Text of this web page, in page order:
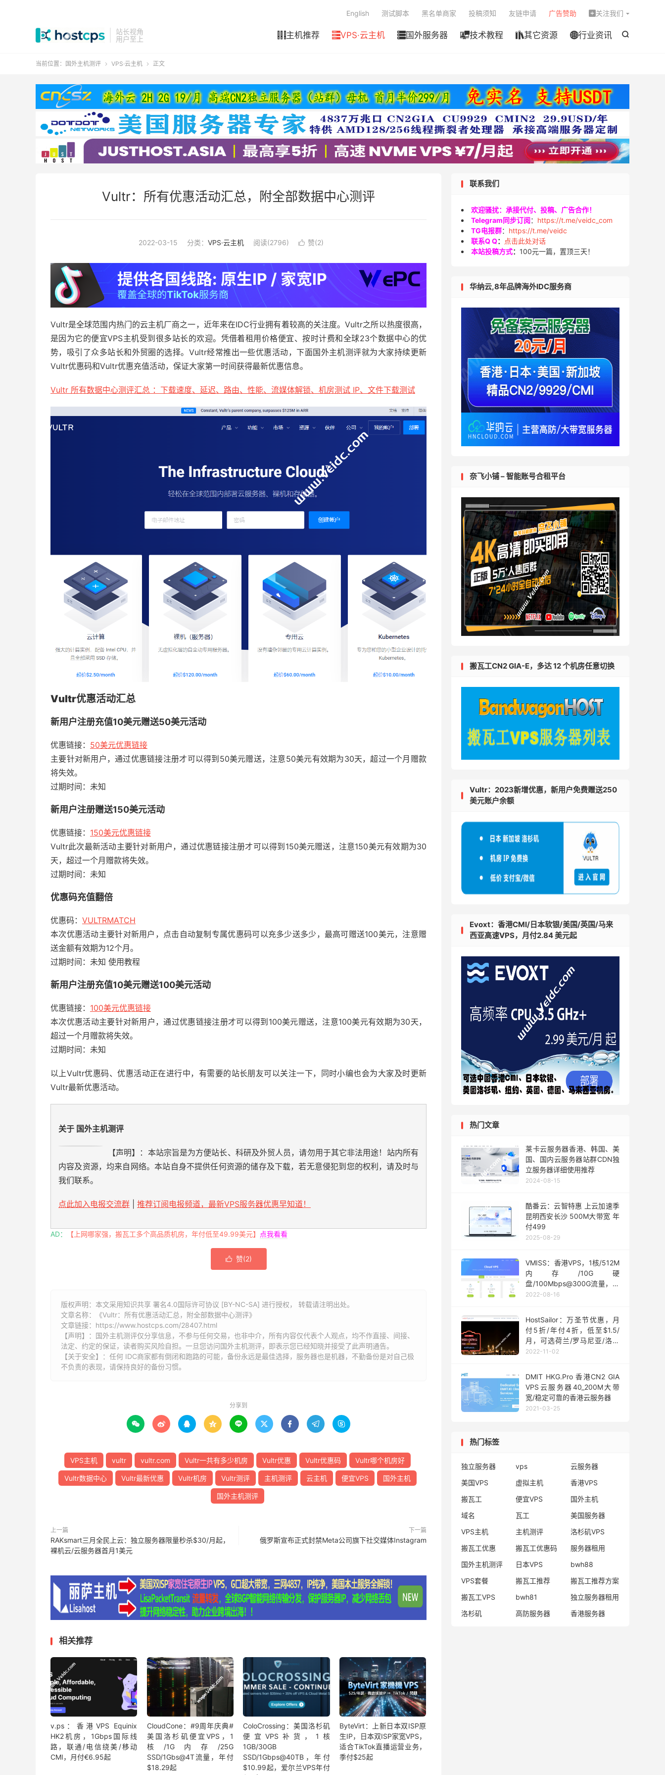
站长视角
用户至上

主机推荐 VPS·云主机 国外服务器 技术教程 其它资源 行业资讯
English 测试脚本 黑名单商家 投稿须知 友链申请 广告赞助  关注我们
当前位置： 国外主机测评  VPS·云主机  正文
Vultr：所有优惠活动汇总，附全部数据中心测评
2022-03-15 分类： VPS·云主机 阅读(2796)  赞(2)
Vultr是全球范围内热门的云主机厂商之一，近年来在IDC行业拥有着较高的关注度。Vultr之所以热度很高，
是因为它的便宜VPS主机受到很多站长的欢迎。凭借着租用价格便宜、按时计费和全球23个数据中心的优
势，吸引了众多站长和外贸圈的选择。Vultr经常推出一些优惠活动，下面国外主机测评就为大家持续更新
Vultr优惠码和Vultr优惠充值活动，保证大家第一时间获得最新优惠信息。
Vultr 所有数据中心测评汇总 ：下载速度、延迟、路由、性能、流媒体解锁、机房测试 IP、文件下载测试
Vultr优惠活动汇总
新用户注册充值10美元赠送50美元活动
优惠链接： 50美元优惠链接
主要针对新用户，通过优惠链接注册才可以得到50美元赠送，注意50美元有效期为30天，超过一个月赠款
将失效。
过期时间：未知
新用户注册赠送150美元活动
优惠链接： 150美元优惠链接
Vultr此次最新活动主要针对新用户，通过优惠链接注册才可以得到150美元赠送，注意150美元有效期为30
天，超过一个月赠款将失效。
过期时间：未知
优惠码充值翻倍
优惠码： VULTRMATCH
本次优惠活动主要针对新用户，点击自动复制专属优惠码可以充多少送多少，最高可赠送100美元，注意赠
送金额有效期为12个月。
过期时间：未知 使用教程
新用户注册充值10美元赠送100美元活动
优惠链接： 100美元优惠链接
本次优惠活动主要针对新用户，通过优惠链接注册才可以得到100美元赠送，注意100美元有效期为30天，
超过一个月赠款将失效。
过期时间：未知
以上Vultr优惠码、优惠活动正在进行中，有需要的站长朋友可以关注一下，同时小编也会为大家及时更新
Vultr最新优惠活动。
关于 国外主机测评
【声明】：本站宗旨是为方便站长、科研及外贸人员，请勿用于其它非法用途！站内所有
内容及资源，均来自网络。本站自身不提供任何资源的储存及下载，若无意侵犯到您的权利，请及时与
我们联系。
点此加入电报交流群 推荐订阅电报频道，最新VPS服务器优惠早知道！
AD： 【上网哪家强，搬瓦工多个高品质机房，年付低至49.99美元】 点我看看
 赞(2)
版权声明：本文采用知识共享 署名4.0国际许可协议 [BY-NC-SA] 进行授权， 转载请注明出处。
文章名称：《Vultr：所有优惠活动汇总，附全部数据中心测评》
文章链接： https://www.hostcps.com/28407.html
【声明】：国外主机测评仅分享信息，不参与任何交易，也非中介，所有内容仅代表个人观点，均不作直接、间接、
法定、约定的保证，读者购买风险自担。一旦您访问国外主机测评，即表示您已经知晓并接受了此声明通告。
【关于安全】：任何 IDC商家都有倒闭和跑路的可能，备份永远是最佳选择，服务器也是机器，不勤备份是对自己极
不负责的表现，请保持良好的备份习惯。
分享到
        
VPS主机 vultr vultr.com Vultr一共有多少机房 Vultr优惠 Vultr优惠码 Vultr哪个机房好
Vultr数据中心 Vultr最新优惠 Vultr机房 Vultr测评 主机测评 云主机 便宜VPS 国外主机
国外主机测评
上一篇
RAKsmart三月全民上云：独立服务器限量秒杀$30/月起，
裸机云/云服务器首月1美元
下一篇
俄罗斯宣布正式封禁Meta公司旗下社交媒体Instagram
相关推荐
v.ps：香港VPS Equinix
HK2机房，1Gbps国际线
路，联通/电信绕美/移动
CMI，月付€6.95起
CloudCone：#9周年庆典#
美国洛杉矶便宜VPS，1
核/1G内存/25G
SSD/1Gbs@4T流量，年付
$18.29起
ColoCrossing：美国洛杉矶
便宜VPS补货，1核
1GB/30GB
SSD/1Gbps@40TB，年付
$10.99起，爱尔兰VPS年付
ByteVirt：上新日本双ISP原
生IP，日本双ISP家宽VPS，
适合TikTok直播运营业务，
季付$25起
联系我们
欢迎骚扰：承接代付、投稿、广告合作！
Telegram同步订阅： https://t.me/veidc_com
TG电报群： https://t.me/veidc
联系Q Q：
点击此处对话
本站投稿方式： 100元一篇，置顶三天！
华纳云,8年品牌海外IDC服务商
奈飞小铺 – 智能账号合租平台
搬瓦工CN2 GIA-E，多达 12 个机房任意切换
Vultr：2023新增优惠，新用户免费赠送250
美元账户余额
Evoxt：香港CMI/日本软银/美国/英国/马来
西亚高速VPS，月付2.84 美元起
热门文章
莱卡云服务器香港、韩国、美
国、国内云服务器站群CDN独
立服务器详细使用推荐
2024-08-15
酷番云：云智特惠 上云加速季
昆明西安长沙 500M大带宽 年
付499
2025-08-29
VMISS：香港VPS，1核/512M
内存/10G硬
盘/100Mbps@300G流量，月
付3.5加元起
2022-08-16
HostSailor：万圣节优惠，月
付5折/年付4折，低至$1.5/
月，可选荷兰/罗马尼亚/洛杉
矶
2022-11-02
DMIT HKG.Pro 香港CN2 GIA
VPS云服务器40_200M大带
宽/稳定可靠的香港云服务器
2021-03-25
热门标签
独立服务器 vps
云服务器
美国VPS
虚拟主机
香港VPS
搬瓦工
便宜VPS
国外主机
域名
瓦工
美国服务器
VPS主机
主机测评
洛杉矶VPS
搬瓦工优惠
搬瓦工优惠码
服务器租用
国外主机测评
日本VPS
bwh88
VPS套餐
搬瓦工推荐
搬瓦工推荐方案
搬瓦工VPS
bwh81
独立服务器租用
洛杉矶
高防服务器 香港服务器